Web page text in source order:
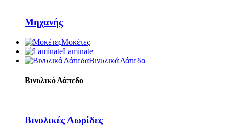
Μηχανής
Μοκέτες
Laminate
Βινυλικά Δάπεδα
Βινυλικό Δάπεδο
Βινυλικές Λωρίδες